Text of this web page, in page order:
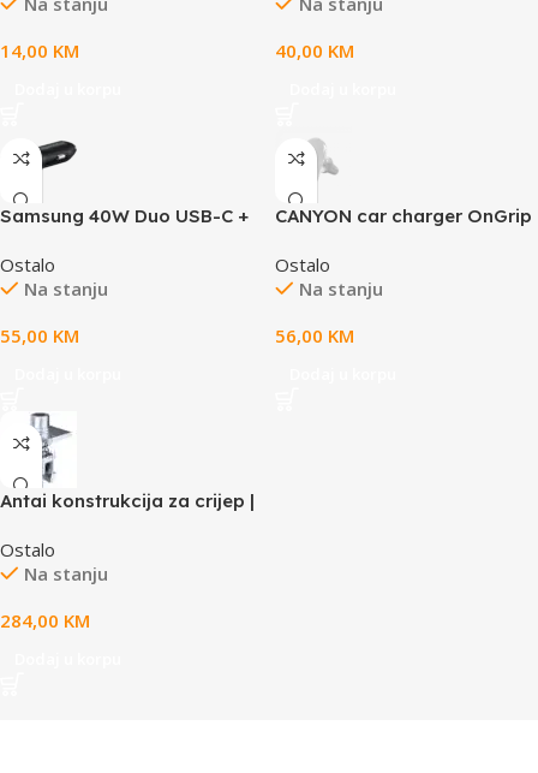
14,00 KM
USB-C: 5V/2A, 9V/3A;
15W;89*65*12mm,0.195kg,bla
40,00 KM
Samsung 40W Duo USB-C +
25W + max 15W, cable not
included) Black
Ostalo
Na stanju
55,00 KM
CANYON car charger OnGrip
Ostalo
Na stanju
56,00 KM
Antai konstrukcija za crijep |
Ostalo
Na stanju
284,00 KM